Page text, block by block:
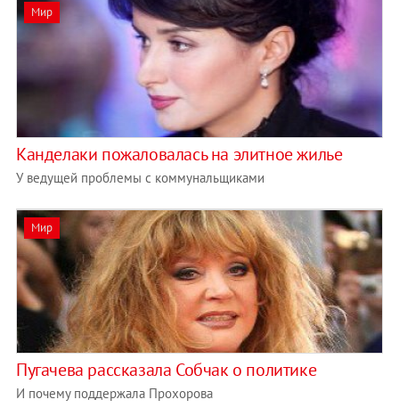
Мир
Канделаки пожаловалась на элитное жилье
У ведущей проблемы с коммунальщиками
Мир
Пугачева рассказала Собчак о политике
И почему поддержала Прохорова